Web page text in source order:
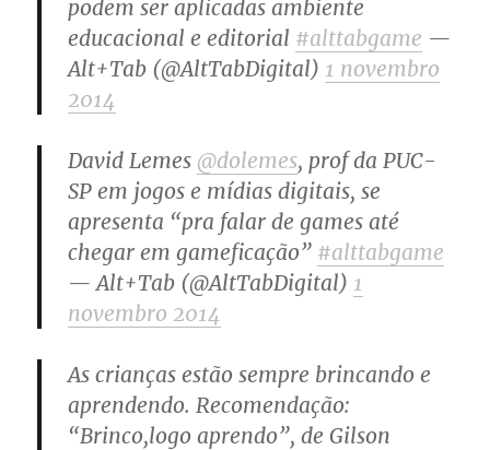
podem ser aplicadas ambiente
educacional e editorial #alttabgame —
Alt+Tab (@AltTabDigital) 1 novembro
2014
David Lemes @dolemes, prof da PUC-
SP em jogos e mídias digitais, se
apresenta “pra falar de games até
chegar em gameficação” #alttabgame
— Alt+Tab (@AltTabDigital) 1
novembro 2014
As crianças estão sempre brincando e
aprendendo. Recomendação:
“Brinco,logo aprendo”, de Gilson